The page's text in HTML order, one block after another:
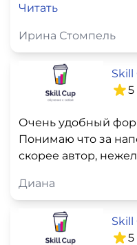
Читать
Ирина Стомпель
Skill
5
Очень удобный
Понимаю что за
скорее автор,
Диана
Skill
5